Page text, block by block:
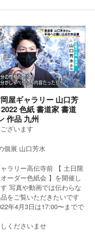
屋ギャラリー 山口芳
色紙 書道家 書道
作品 九州
ざいます
個展 山口芳水
ラリー高伝寺前 【 土日限
ーダー色紙会 】を開催し
写真や動画では伝わらな
をご覧いただきたいです
年4月3日は17:00〜までで
くださいませ